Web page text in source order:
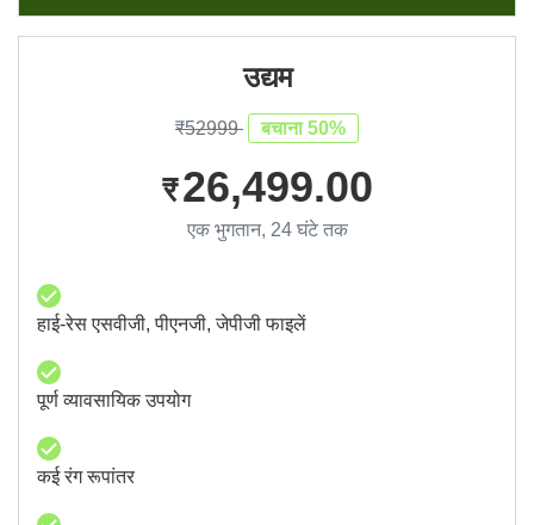
उद्यम
₹52999 बचाना 50%
₹26,499.00
एक भुगतान, 24 घंटे तक
हाई-रेस एसवीजी, पीएनजी, जेपीजी फाइलें
पूर्ण व्यावसायिक उपयोग
कई रंग रूपांतर